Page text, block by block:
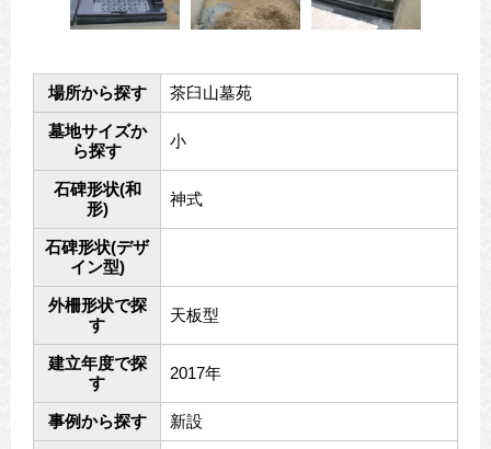
場所から探す 茶臼山墓苑
墓地サイズか
ら探す
小
石碑形状(和
形)
神式
石碑形状(デザ
イン型)
外柵形状で探
す
天板型
建立年度で探
す
2017年
事例から探す 新設